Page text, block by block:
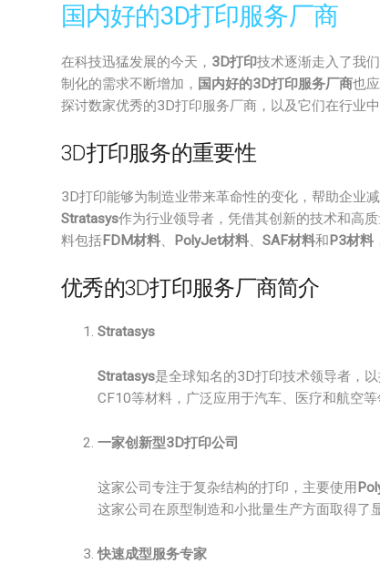
国内好的3D打印服务厂商
在科技迅猛发展的今天， 3D打印技术逐渐走入了我
制化的需求不断增加， 国内好的3D打印服务厂商也
探讨数家优秀的3D打印服务厂商，以及它们在行业中
3D打印服务的重要性
3D打印能够为制造业带来革命性的变化，帮助企业
Stratasys作为行业领导者，凭借其创新的技术和高
料包括FDM材料、 PolyJet材料、 SAF材料和P3材料
优秀的3D打印服务厂商简介
Stratasys
Stratasys是全球知名的3D打印技术领导者，
CF10等材料，广泛应用于汽车、医疗和航空
一家创新型3D打印公司
这家公司专注于复杂结构的打印，主要使用
这家公司在原型制造和小批量生产方面取得了
快速成型服务专家